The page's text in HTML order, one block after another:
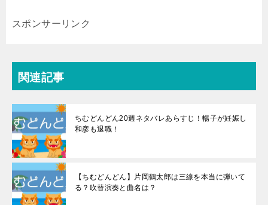
スポンサーリンク
関連記事
ちむどんどん20週ネタバレあらすじ！暢子が妊娠し
和彦も退職！
【ちむどんどん】片岡鶴太郎は三線を本当に弾いて
る？吹替演奏と曲名は？